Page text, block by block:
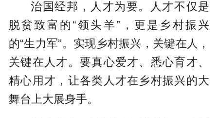
治国经邦，人才为要。人才不仅是
脱贫致富的“领头羊”，更是乡村振兴
的“生力军”。实现乡村振兴，关键在人，
关键在人才。要真心爱才、悉心育才、
精心用才，让各类人才在乡村振兴的大
舞台上大展身手。